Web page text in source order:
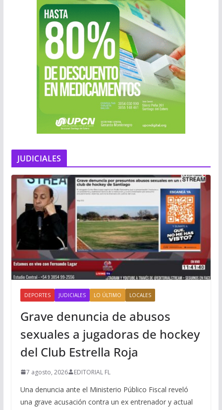
JUDICIALES
DEPORTES JUDICIALES LO ÚLTIMO LOCALES
Grave denuncia de abusos
sexuales a jugadoras de hockey
del Club Estrella Roja
7 agosto, 2026 EDITORIAL FL
Una denuncia ante el Ministerio Público Fiscal reveló
una grave acusación contra un ex entrenador y actual